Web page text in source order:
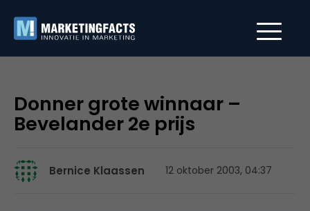
Donner grote winnaar –
Bevelander 2e prijs
Bernice Klaassen 12 oktober 2003, 04:37